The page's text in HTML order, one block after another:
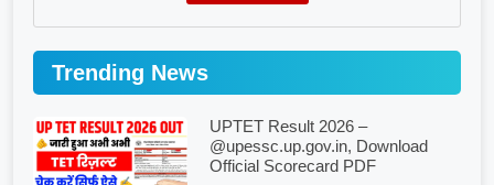
Trending News
UPTET Result 2026 –
@upessc.up.gov.in, Download
Official Scorecard PDF